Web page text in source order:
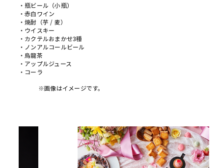
・瓶ビール（小瓶）
・赤白ワイン
・焼酎（芋 / 麦）
・ウイスキー
・カクテルおまかせ3種
・ノンアルコールビール
・烏龍茶
・アップルジュース
・コーラ
※画像はイメージです。